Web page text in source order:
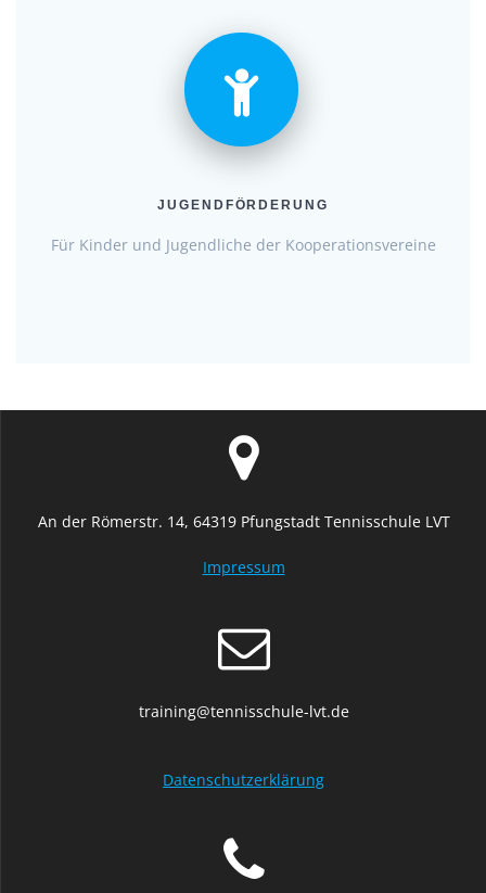
JUGENDFÖRDERUNG
Für Kinder und Jugendliche der Kooperationsvereine
An der Römerstr. 14, 64319 Pfungstadt Tennisschule LVT
Impressum
training@tennisschule-lvt.de
Datenschutzerklärung